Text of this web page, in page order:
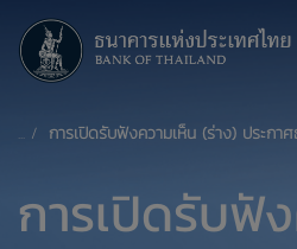
การเปิดรับฟั